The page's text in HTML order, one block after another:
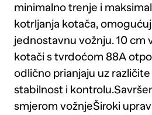
minimalno trenje i
kotrljanja kotača,
jednostavnu vožnju. 10 cm
kotači s tvrdoćom 88A
odlično prianjaju uz
stabilnost i
smjerom vožnjeŠiroki